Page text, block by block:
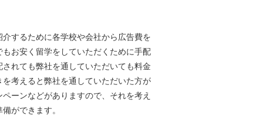
するために各学校や会社から広告費を
お安く留学をしていただくために手配
れても弊社を通していただいても料金
考えると弊社を通していただいた方が
ーンなどがありますので、それを考え
ができます。